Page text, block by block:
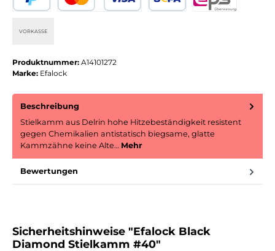
VORKASSE
Produktnummer: A14101272
Marke: Efalock
Beschreibung
Stielkamm aus Delrin hohe Hitzebeständigkeit resistent
gegen Chemikalien antistatisch biegsame, glatte
Kammzähne keine Alte… Mehr
Bewertungen
Sicherheitshinweise "Efalock Black
Diamond Stielkamm #40"